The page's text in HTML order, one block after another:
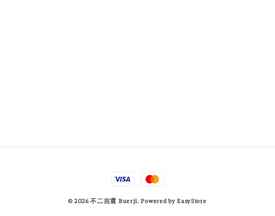
© 2026 不二吉選 Buerji. Powered byEasyStore